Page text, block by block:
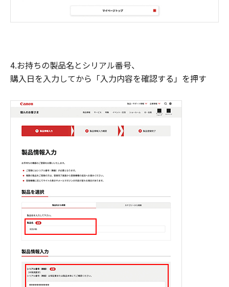
4.お持ちの製品名とシリアル番号、
購入日を入力してから「入力内容を確認する」を押す